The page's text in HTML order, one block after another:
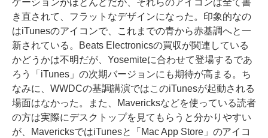
ケーションがほとんどだが、それらのアイコンは全て書
き直されて、フラットなデザインになった。印象的なの
はiTunesのアイコンで、これまでの青から赤基調へと一
新されている。Beats Electronicsの買収が関連している
かどうかは不明だが、Yosemiteに合わせて登場するであ
ろう「iTunes」の次期バージョンにも期待が高まる。ち
なみに、WWDCの基調講演ではこのiTunesが起動される
場面はなかった。また、Mavericksなどを使っている読者
の方は実際にデスクトップを見てもらうと分かりやすい
が、MavericksではiTunesと「Mac App Store」のアイコ